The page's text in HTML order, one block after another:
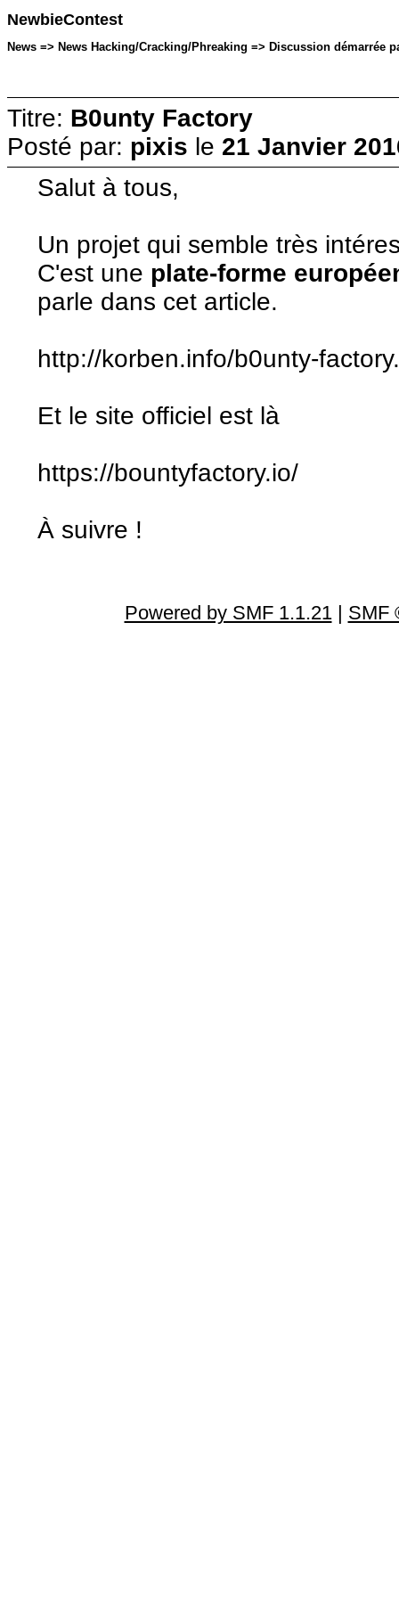
NewbieContest
News => News Hacking/Cracking/Phreaking => Discussion démarrée
Titre: B0unty Factory
Posté par: pixis le 21 Janvier
Salut à tous,
Un projet qui semble très
C'est une plate-forme
parle dans cet article.
http://korben.info/b0unty-
Et le site officiel est là
https://bountyfactory.io/
À suivre !
Powered by SMF 1.1.21| SMF